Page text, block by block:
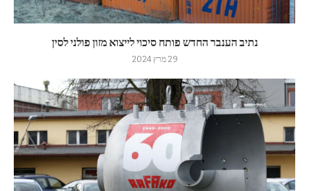
נתיב הענבר החדש פותח סיכוי לייצוא מזון פולני לסין
29 מרץ 2024